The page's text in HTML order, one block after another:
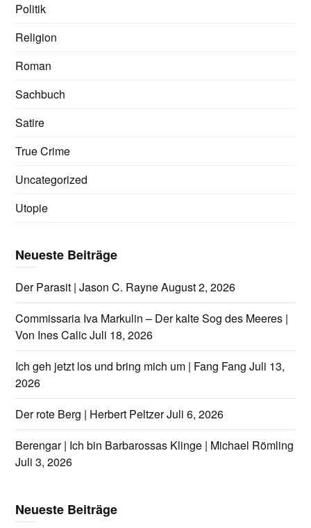
Politik
Religion
Roman
Sachbuch
Satire
True Crime
Uncategorized
Utopie
Neueste Beiträge
Der Parasit | Jason C. RayneAugust 2, 2026
Commissaria Iva Markulin – Der kalte Sog des Meeres |
Von Ines CalicJuli 18, 2026
Ich geh jetzt los und bring mich um | Fang Fang Juli 13,
2026
Der rote Berg | Herbert PeltzerJuli 6, 2026
Berengar | Ich bin Barbarossas Klinge | Michael Römling
Juli 3, 2026
Neueste Beiträge